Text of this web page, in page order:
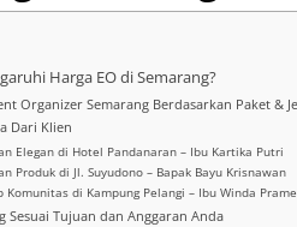
Harga EO di Semarang?
Organizer Semarang Berdasarkan Paket &
Dari Klien
Elegan di Hotel Pandanaran – Ibu Kartika Putri
Produk di Jl. Suyudono – Bapak Bayu Krisnawan
Komunitas di Kampung Pelangi – Ibu Winda
Sesuai Tujuan dan Anggaran Anda